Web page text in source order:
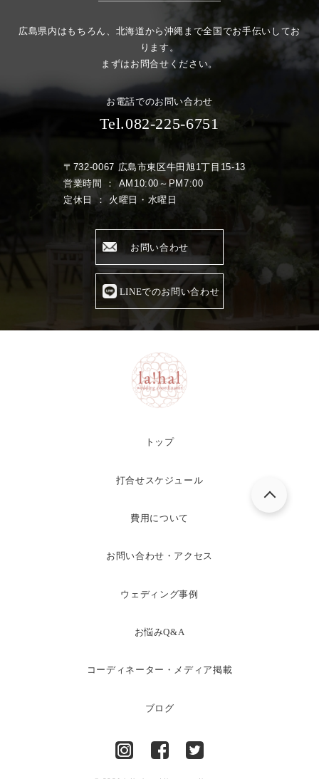
広島県内はもちろん、北海道から沖縄まで全国でお手伝いしてお
ります。
まずはお問合せください。
お電話でのお問い合わせ
Tel.082-225-6751
〒732-0067 広島市東区牛田旭1丁目15-13
営業時間 ： AM10:00～PM7:00
定休日 ： 火曜日・水曜日
お問い合わせ
LINEでのお問い合わせ
トップ
打合せスケジュール
費用について
お問い合わせ・アクセス
ウェディング事例
お悩みQ&A
コーディネーター・メディア掲載
ブログ